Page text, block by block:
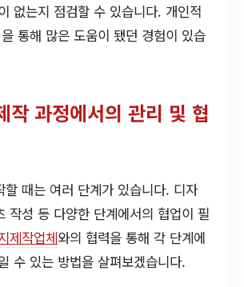
없는지 점검할 수 있습니다. 개인적
통해 많은 도움이 됐던 경험이 있습
작 과정에서의 관리 및 협
할 때는 여러 단계가 있습니다. 디자
작성 등 다양한 단계에서의 협업이 필
제작업체와의 협력을 통해 각 단계에
수 있는 방법을 살펴보겠습니다.